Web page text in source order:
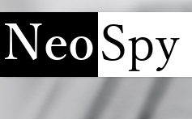
Программа